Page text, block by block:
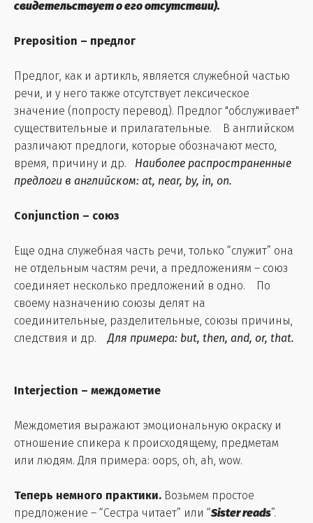
свидетельствует о его отсутствии).
Preposition – предлог
Предлог, как и артикль, является служебной частью
речи, и у него также отсутствует лексическое
значение (попросту перевод). Предлог "обслуживает"
существительные и прилагательные. В английском
различают предлоги, которые обозначают место,
время, причину и др. Наиболее распространенные
предлоги в английском: at, near, by, in, on.
Conjunction – cоюз
Еще одна служебная часть речи, только “служит” она
не отдельным частям речи, а предложениям – союз
соединяет несколько предложений в одно. По
своему назначению союзы делят на
соединительные, разделительные, союзы причины,
следствия и др.Для примера: but, then, and, or, that.
Interjection – междометие
Междометия выражают эмоциональную окраску и
отношение спикера к происходящему, предметам
или людям. Для примера: oops, oh, ah, wow.
Теперь немного практики. Возьмем простое
предложение – “Сестра читает” или “Sister reads”.